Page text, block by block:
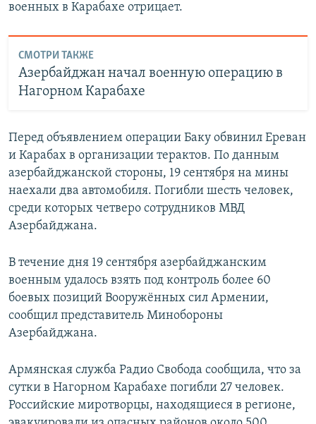
военных в Карабахе отрицает.
СМОТРИ ТАКЖЕ
Азербайджан начал военную операцию в
Нагорном Карабахе
Перед объявлением операции Баку обвинил Ереван
и Карабах в организации терактов. По данным
азербайджанской стороны, 19 сентября на мины
наехали два автомобиля. Погибли шесть человек,
среди которых четверо сотрудников МВД
Азербайджана.
В течение дня 19 сентября азербайджанским
военным удалось взять под контроль более 60
боевых позиций Вооружённых сил Армении,
сообщил представитель Минобороны
Азербайджана.
Армянская служба Радио Свобода сообщила, что за
сутки в Нагорном Карабахе погибли 27 человек.
Российские миротворцы, находящиеся в регионе,